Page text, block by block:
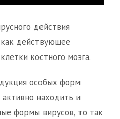
действия
как действующее
костного мозга.
особых форм
находить и
формы вирусов, то так